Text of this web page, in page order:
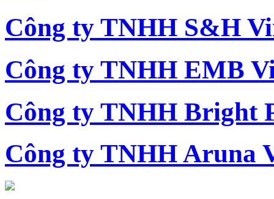
Công ty TNHH S&H
Công ty TNHH EMB
Công ty TNHH Bright
Công ty TNHH Aruna